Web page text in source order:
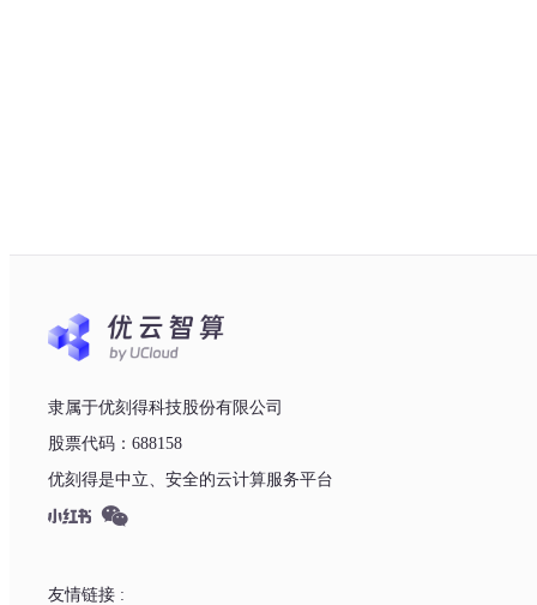
隶属于优刻得科技股份有限公司
股票代码：688158
优刻得是中立、安全的云计算服务平台
友情链接 :